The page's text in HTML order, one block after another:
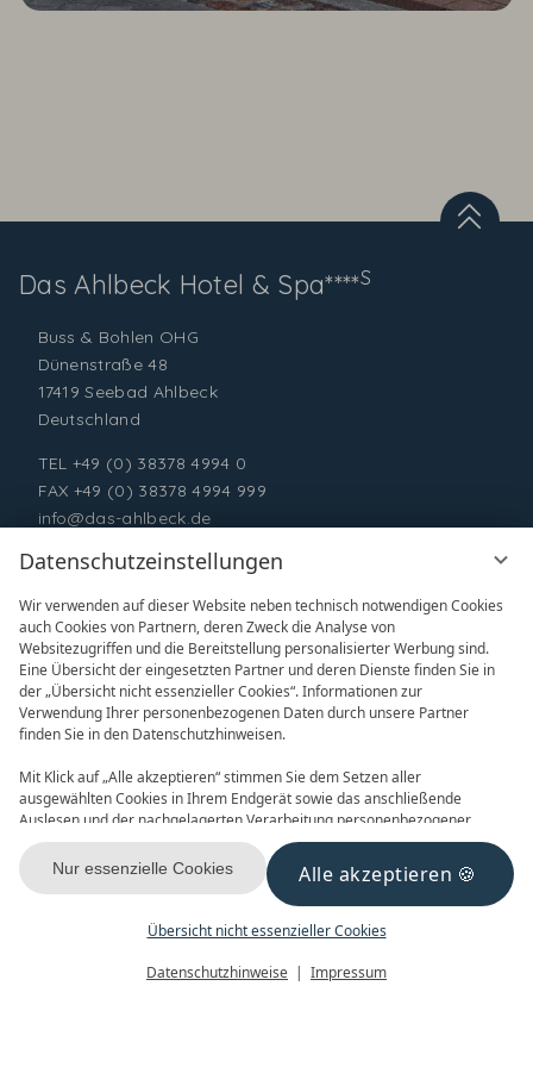
Datenschutzeinstellungen
Wir verwenden auf dieser Website neben technisch notwendigen Cookies
auch Cookies von Partnern, deren Zweck die Analyse von
Websitezugriffen und die Bereitstellung personalisierter Werbung sind.
Eine Übersicht der eingesetzten Partner und deren Dienste finden Sie in
der „Übersicht nicht essenzieller Cookies“. Informationen zur
Verwendung Ihrer personenbezogenen Daten durch unsere Partner
finden Sie in den Datenschutzhinweisen.
Mit Klick auf „Alle akzeptieren“ stimmen Sie dem Setzen aller
ausgewählten Cookies in Ihrem Endgerät sowie das anschließende
Auslesen und der nachgelagerten Verarbeitung personenbezogener
Daten (z.B. Ihrer IP-Adresse) durch uns und unseren Partnern zu. Falls
Sie damit nicht einverstanden sind, klicken Sie bitte auf „Nur essenzielle
Cookies“. Eine individuelle Auswahl können Sie unter „Übersicht nicht
essenzieller Cookies“ tätigen. Sie können Ihre Auswahl im Fußbereich
dieser Website oder in den Datenschutzhinweisen jederzeit aufrufen und
Alle akzeptieren
Nur essenzielle Cookies
Übersicht nicht essenzieller Cookies
Datenschutzhinweise Impressum
GutscheineBuchen
Das Ahlbeck Hotel & Spa****S
Buss & Bohlen OHG
Dünenstraße 48
17419 Seebad Ahlbeck
Deutschland
TEL +49 (0) 38378 4994 0
FAX +49 (0) 38378 4994 999
info@das-ahlbeck.de
ONLINE BUCHEN ANFRAGEN
GUTSCHEINE NEWSLETTER